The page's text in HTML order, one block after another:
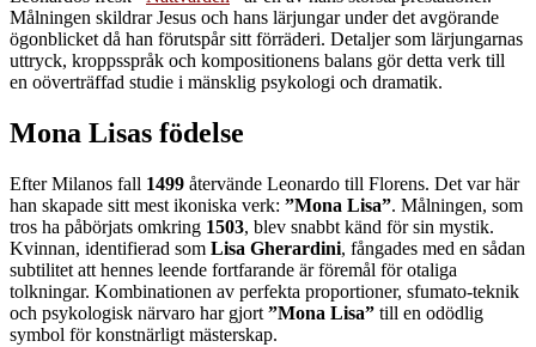
Målningen skildrar Jesus och hans lärjungar under det avgörande
ögonblicket då han förutspår sitt förräderi. Detaljer som lärjungarnas
uttryck, kroppsspråk och kompositionens balans gör detta verk till
en oöverträffad studie i mänsklig psykologi och dramatik.
Mona Lisas födelse
Efter Milanos fall 1499 återvände Leonardo till Florens. Det var här
han skapade sitt mest ikoniska verk: ”Mona Lisa”. Målningen, som
tros ha påbörjats omkring 1503, blev snabbt känd för sin mystik.
Kvinnan, identifierad som Lisa Gherardini, fångades med en sådan
subtilitet att hennes leende fortfarande är föremål för otaliga
tolkningar. Kombinationen av perfekta proportioner, sfumato-teknik
och psykologisk närvaro har gjort ”Mona Lisa” till en odödlig
symbol för konstnärligt mästerskap.